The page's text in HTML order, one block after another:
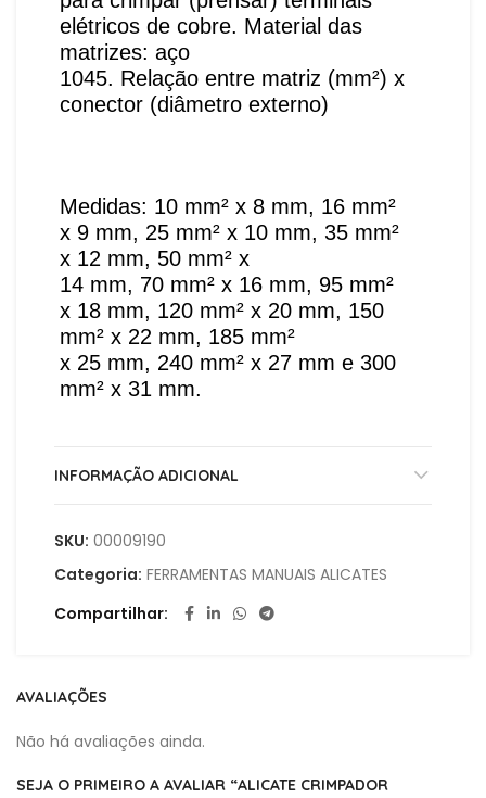
elétricos de cobre. Material das
matrizes: aço
1045. Relação entre matriz (mm²) x
conector (diâmetro externo)
Medidas: 10 mm² x 8 mm, 16 mm²
x 9 mm, 25 mm² x 10 mm, 35 mm²
x 12 mm, 50 mm² x
14 mm, 70 mm² x 16 mm, 95 mm²
x 18 mm, 120 mm² x 20 mm, 150
mm² x 22 mm, 185 mm²
x 25 mm, 240 mm² x 27 mm e 300
mm² x 31 mm.
INFORMAÇÃO ADICIONAL
SKU: 00009190
Categoria: FERRAMENTAS MANUAIS ALICATES
Compartilhar
AVALIAÇÕES
Não há avaliações ainda.
SEJA O PRIMEIRO A AVALIAR “ALICATE CRIMPADOR